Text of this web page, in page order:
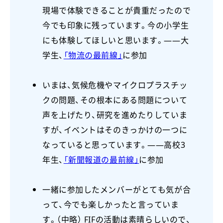
現場で体験できることが貴重だったので
今でも印象に残っています。今の小学生
にも体験してほしいと思います。――大
学生、 「物流の最前線」 に参加
いまは、気候危機やマイクロプラスチッ
クの問題、その根本にある問題について
声を上げたり、研究を進めたりしていま
すが、イベントはそのきっかけの一つに
なっていると思っています。――高校3
年生、 「新聞報道の最前線」 に参加
一緒に参加したメンバーがとても気が合
って、今でも楽しかったと言っていま
す。（中略） FIFの活動は素晴らしいので、